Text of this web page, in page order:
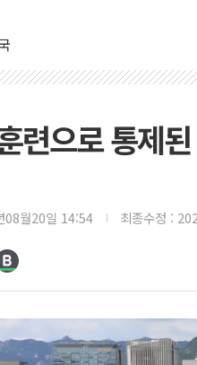
련으로 통제
08월20일 14:54 최종수정 :